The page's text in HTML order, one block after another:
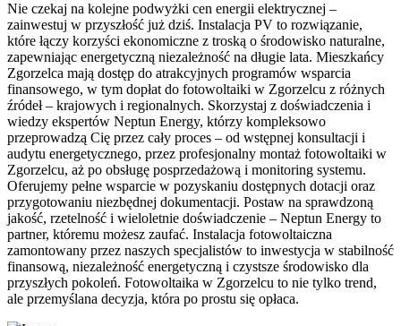
Nie czekaj na kolejne podwyżki cen energii elektrycznej –
zainwestuj w przyszłość już dziś. Instalacja PV to rozwiązanie,
które łączy korzyści ekonomiczne z troską o środowisko naturalne,
zapewniając energetyczną niezależność na długie lata. Mieszkańcy
Zgorzelca mają dostęp do atrakcyjnych programów wsparcia
finansowego, w tym dopłat do fotowoltaiki w Zgorzelcu z różnych
źródeł – krajowych i regionalnych. Skorzystaj z doświadczenia i
wiedzy ekspertów Neptun Energy, którzy kompleksowo
przeprowadzą Cię przez cały proces – od wstępnej konsultacji i
audytu energetycznego, przez profesjonalny montaż fotowoltaiki w
Zgorzelcu, aż po obsługę posprzedażową i monitoring systemu.
Oferujemy pełne wsparcie w pozyskaniu dostępnych dotacji oraz
przygotowaniu niezbędnej dokumentacji. Postaw na sprawdzoną
jakość, rzetelność i wieloletnie doświadczenie – Neptun Energy to
partner, któremu możesz zaufać. Instalacja fotowoltaiczna
zamontowany przez naszych specjalistów to inwestycja w stabilność
finansową, niezależność energetyczną i czystsze środowisko dla
przyszłych pokoleń. Fotowoltaika w Zgorzelcu to nie tylko trend,
ale przemyślana decyzja, która po prostu się opłaca.